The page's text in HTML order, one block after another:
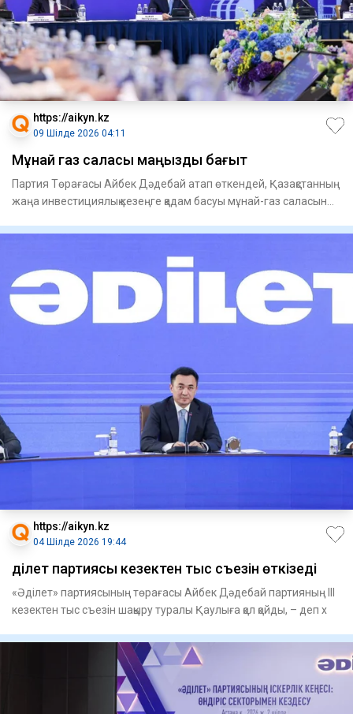
https://aikyn.kz
09 Шілде 2026 04:11
Мұнай газ саласы маңызды бағыт
Партия Төрағасы Айбек Дәдебай атап өткендей, Қазақстанның
жаңа инвестициялық кезеңге қадам басуы мұнай-газ саласын
https://aikyn.kz
04 Шілде 2026 19:44
Әділет партиясы кезектен тыс съезін өткізеді
«Әділет» партиясының төрағасы Айбек Дәдебай партияның III
кезектен тыс съезін шақыру туралы Қаулыға қол қойды, – деп х